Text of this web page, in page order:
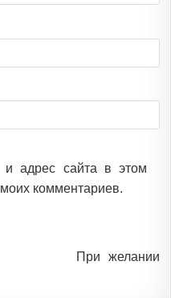
адрес сайта в этом
комментариев.
При желании